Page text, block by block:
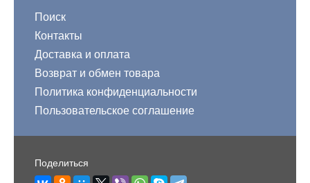
Поиск
Контакты
Доставка и оплата
Возврат и обмен товара
Политика конфиденциальности
Пользовательское соглашение
Поделиться